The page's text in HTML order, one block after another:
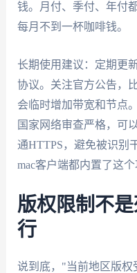
钱。月付、季付、年付
每月不到一杯咖啡钱。
长期使用建议：定期更
协议。关注官方公告，
会临时增加带宽和节点
国家网络审查严格，可
通HTTPS，避免被识别
mac客户端都内置了这个
版权限制不
行
说到底，"当前地区版权